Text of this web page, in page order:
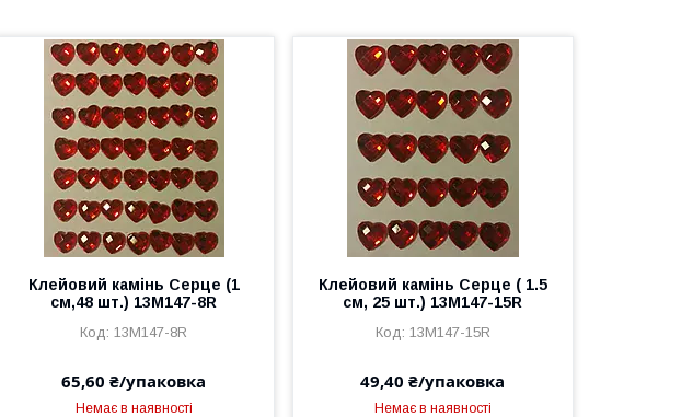
Клейовий камінь Серце (1
см,48 шт.) 13М147-8R
13М147-8R
65,60 ₴/упаковка
Немає в наявності
Клейовий камінь Серце ( 1.5
см, 25 шт.) 13М147-15R
13М147-15R
49,40 ₴/упаковка
Немає в наявності